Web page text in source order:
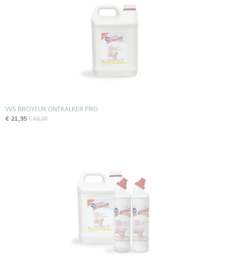
VVS BROYEUR ONTKALKER PRO
€ 21,95€ 60,00